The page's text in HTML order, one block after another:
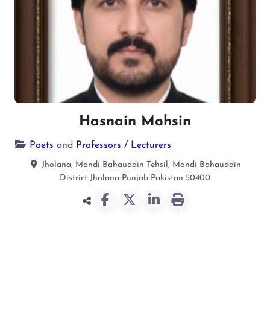
Hasnain Mohsin
Poets and Professors / Lecturers
Jholana, Mandi Bahauddin Tehsil, Mandi Bahauddin
District Jholana Punjab Pakistan 50400